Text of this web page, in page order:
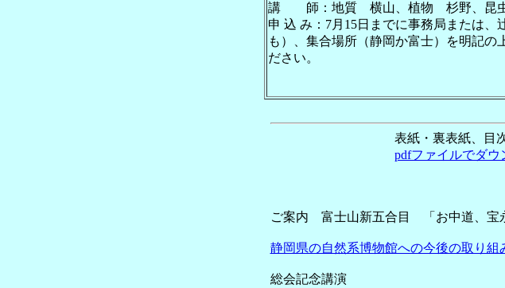
講 師：地質 横山、植物 杉野、昆
申 込 み：7月15日までに事務局または
も）、集合場所（静岡か富士）を明記の
ださい。
表紙・裏表紙、目
pdfファイルでダウ
ご案内 富士山新五合目 「お中道、宝
静岡県の自然系博物館への今後の取り組
総会記念講演